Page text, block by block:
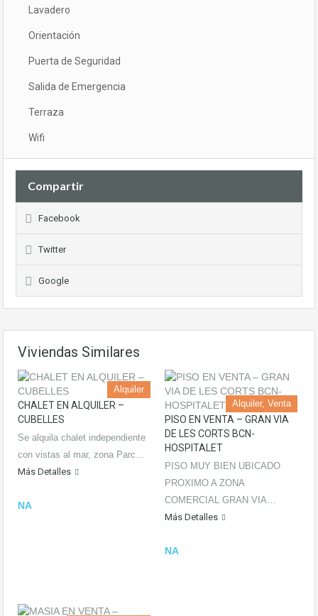
Lavadero
Orientación
Puerta de Seguridad
Salida de Emergencia
Terraza
Wifi
Compartir
Facebook
Twitter
Google
Viviendas Similares
Alquiler
CHALET EN ALQUILER –
CUBELLES
Se alquila chalet independiente
con vistas al mar, zona Parc…
Más Detalles
NA
Alquiler, Venta
PISO EN VENTA – GRAN VIA
DE LES CORTS BCN-
HOSPITALET
PISO MUY BIEN UBICADO
PROXIMO A ZONA
COMERCIAL GRAN VIA…
Más Detalles
NA